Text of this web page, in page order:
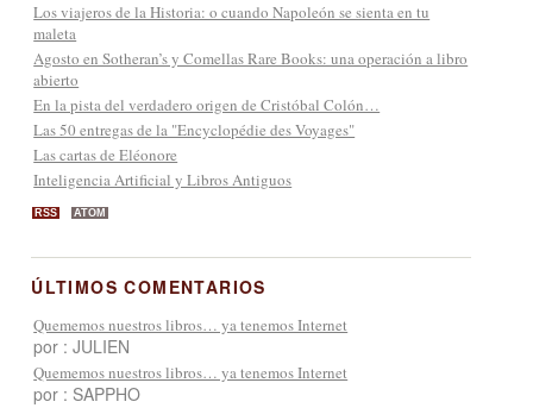
Los viajeros de la Historia: o cuando Napoleón se sienta en tu
maleta
Agosto en Sotheran’s y Comellas Rare Books: una operación a libro
abierto
En la pista del verdadero origen de Cristóbal Colón…
Las 50 entregas de la "Encyclopédie des Voyages"
Las cartas de Eléonore
Inteligencia Artificial y Libros Antiguos
RSS ATOM
ÚLTIMOS COMENTARIOS
Quememos nuestros libros… ya tenemos Internet
por : JULIEN
Quememos nuestros libros… ya tenemos Internet
por : SAPPHO